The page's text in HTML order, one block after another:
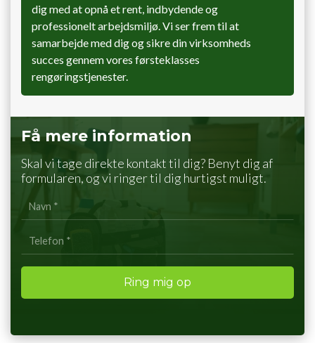
dig med at opnå et rent, indbydende og
professionelt arbejdsmiljø. Vi ser frem til at
samarbejde med dig og sikre din virksomheds
succes gennem vores førsteklasses
rengøringstjenester.
Få mere information
Skal vi tage direkte kontakt til dig? Benyt dig af
formularen, og vi ringer til dig hurtigst muligt.
Personlig